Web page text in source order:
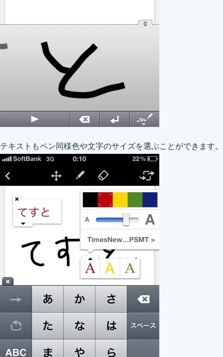
テキストもペン同様色や文字のサイズを選ぶことができます。